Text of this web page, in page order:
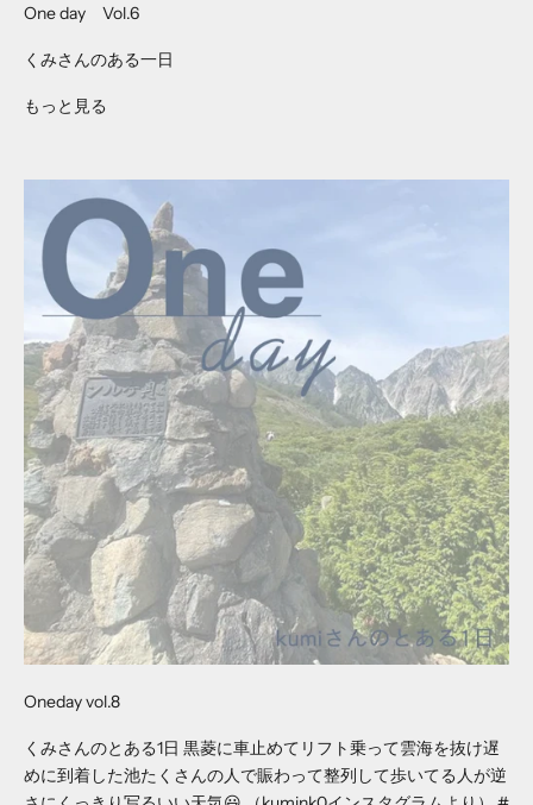
One day Vol.6
くみさんのある一日
もっと見る
Oneday vol.8
くみさんのとある1日 黒菱に車止めてリフト乗って雲海を抜け遅
めに到着した池たくさんの人で賑わって整列して歩いてる人が逆